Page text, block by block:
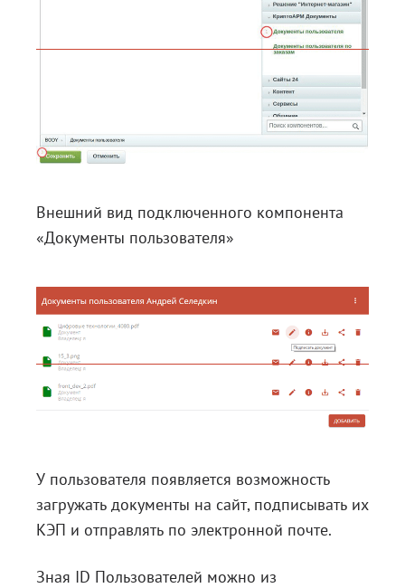
Внешний вид подключенного компонента
«Документы пользователя»
У пользователя появляется возможность
загружать документы на сайт, подписывать их
КЭП и отправлять по электронной почте.
Зная ID Пользователей можно из